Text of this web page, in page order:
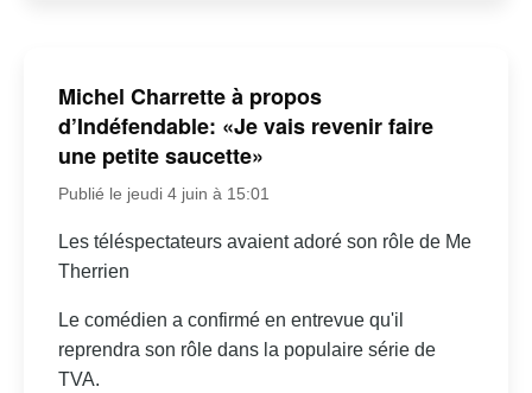
Michel Charrette à propos
d’Indéfendable: «Je vais revenir faire
une petite saucette»
Publié le jeudi 4 juin à 15:01
Les téléspectateurs avaient adoré son rôle de Me
Therrien
Le comédien a confirmé en entrevue qu'il
reprendra son rôle dans la populaire série de
TVA.